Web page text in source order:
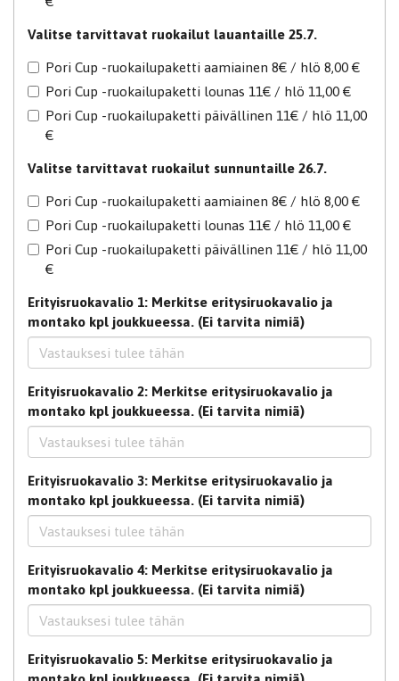
Valitse tarvittavat ruokailut lauantaille 25.7.
Pori Cup -ruokailupaketti aamiainen 8€ / hlö 8,00 €
Pori Cup -ruokailupaketti lounas 11€ / hlö 11,00 €
Pori Cup -ruokailupaketti päivällinen 11€ / hlö 11,00
€
Valitse tarvittavat ruokailut sunnuntaille 26.7.
Pori Cup -ruokailupaketti aamiainen 8€ / hlö 8,00 €
Pori Cup -ruokailupaketti lounas 11€ / hlö 11,00 €
Pori Cup -ruokailupaketti päivällinen 11€ / hlö 11,00
€
Erityisruokavalio 1: Merkitse eritysiruokavalio ja
montako kpl joukkueessa. (Ei tarvita nimiä)
Erityisruokavalio 2: Merkitse eritysiruokavalio ja
montako kpl joukkueessa. (Ei tarvita nimiä)
Erityisruokavalio 3: Merkitse eritysiruokavalio ja
montako kpl joukkueessa. (Ei tarvita nimiä)
Erityisruokavalio 4: Merkitse eritysiruokavalio ja
montako kpl joukkueessa. (Ei tarvita nimiä)
Erityisruokavalio 5: Merkitse eritysiruokavalio ja